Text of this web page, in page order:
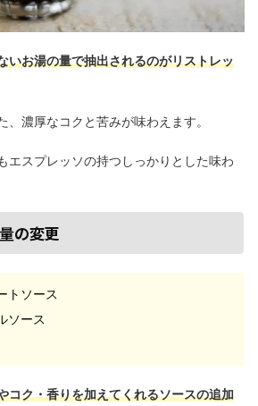
いお湯の量で抽出されるのがリストレッ
、濃厚なコクと苦みが味わえます。
エスプレッソの持つしっかりとした味わ
の変更
トソース
ソース
コク・香りを加えてくれるソースの追加